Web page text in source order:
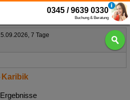
0345 / 9639 0330
Buchung & Beratung
7 Tage
Karibik